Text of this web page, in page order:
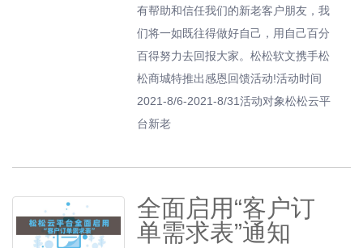
有帮助和信任我们的新老客户朋友，我
们将一如既往得做好自己，用自己百分
百得努力去回报大家。松松软文携手松
松商城特推出感恩回馈活动!活动时间
2021-8/6-2021-8/31活动对象松松云平
台新老
全面启用“客户订
单需求表”通知